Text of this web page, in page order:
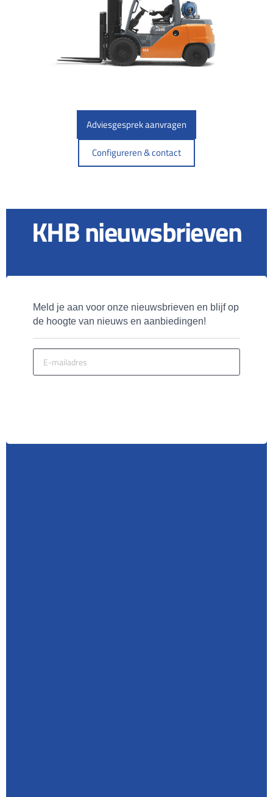
Adviesgesprek aanvragen
Configureren & contact
KHB nieuwsbrieven
Meld je aan voor onze nieuwsbrieven en blijf op
de hoogte van nieuws en aanbiedingen!